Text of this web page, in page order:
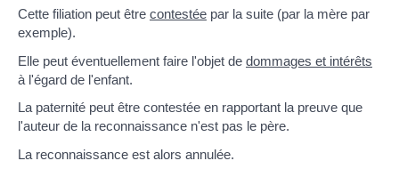
Cette filiation peut être contestée par la suite (par la mère par
exemple).
Elle peut éventuellement faire l'objet de dommages et intérêts
à l'égard de l'enfant.
La paternité peut être contestée en rapportant la preuve que
l'auteur de la reconnaissance n'est pas le père.
La reconnaissance est alors annulée.